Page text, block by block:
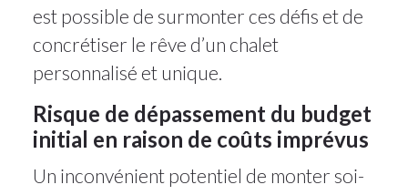
est possible de surmonter ces défis et de
concrétiser le rêve d’un chalet
personnalisé et unique.
Risque de dépassement du budget
initial en raison de coûts imprévus
Un inconvénient potentiel de monter soi-